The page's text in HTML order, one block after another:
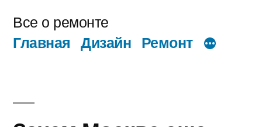
содержимому
Все о ремонте
Главная Дизайн Ремонт